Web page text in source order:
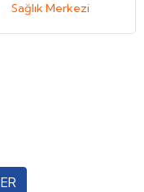
Sağlık Merkezi